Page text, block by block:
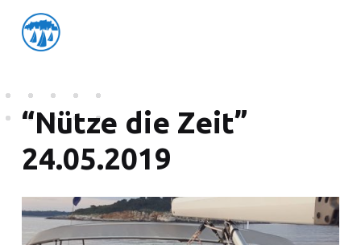
friedensflotte salzburg
Friedensflotte Salzburg
“Nütze die Zeit”
24.05.2019